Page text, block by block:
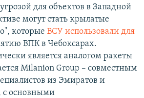
для объектов в Западной
могут стать крылатые
которые ВСУ использовали для
ВПК в Чебоксарах.
является аналогом ракеты
Milanion Group – совместным
из Эмиратов и
с основными